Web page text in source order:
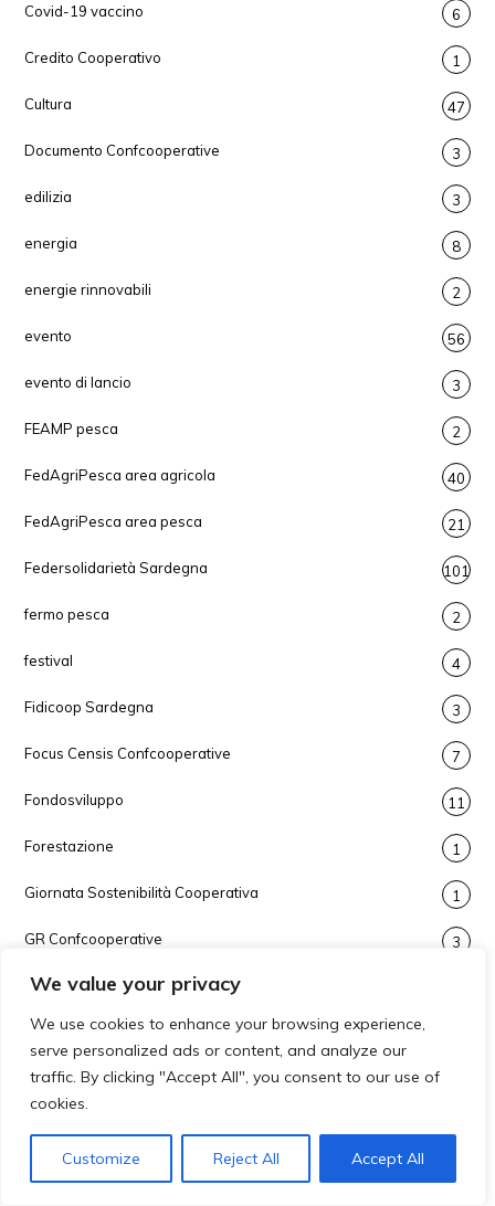
We value your privacy
We use cookies to enhance your browsing experience,
serve personalized ads or content, and analyze our
traffic. By clicking "Accept All", you consent to our use of
cookies.
Customize Reject All Accept All
Covid-19 vaccino 6
Credito Cooperativo 1
Cultura 47
Documento Confcooperative 3
edilizia 3
energia 8
energie rinnovabili 2
evento 56
evento di lancio 3
FEAMP pesca 2
FedAgriPesca area agricola 40
FedAgriPesca area pesca 21
Federsolidarietà Sardegna 101
fermo pesca 2
festival 4
Fidicoop Sardegna 3
Focus Censis Confcooperative 7
Fondosviluppo 11
Forestazione 1
Giornata Sostenibilità Cooperativa 1
GR Confcooperative 3
Green Pass
Guerra Ucraina
ICCREA